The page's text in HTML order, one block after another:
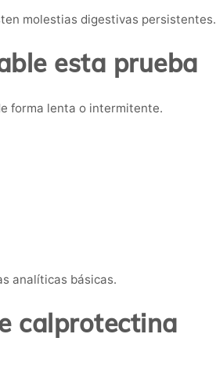
molestias digestivas persistentes.
esta prueba
forma lenta o intermitente.
analíticas básicas.
calprotectina